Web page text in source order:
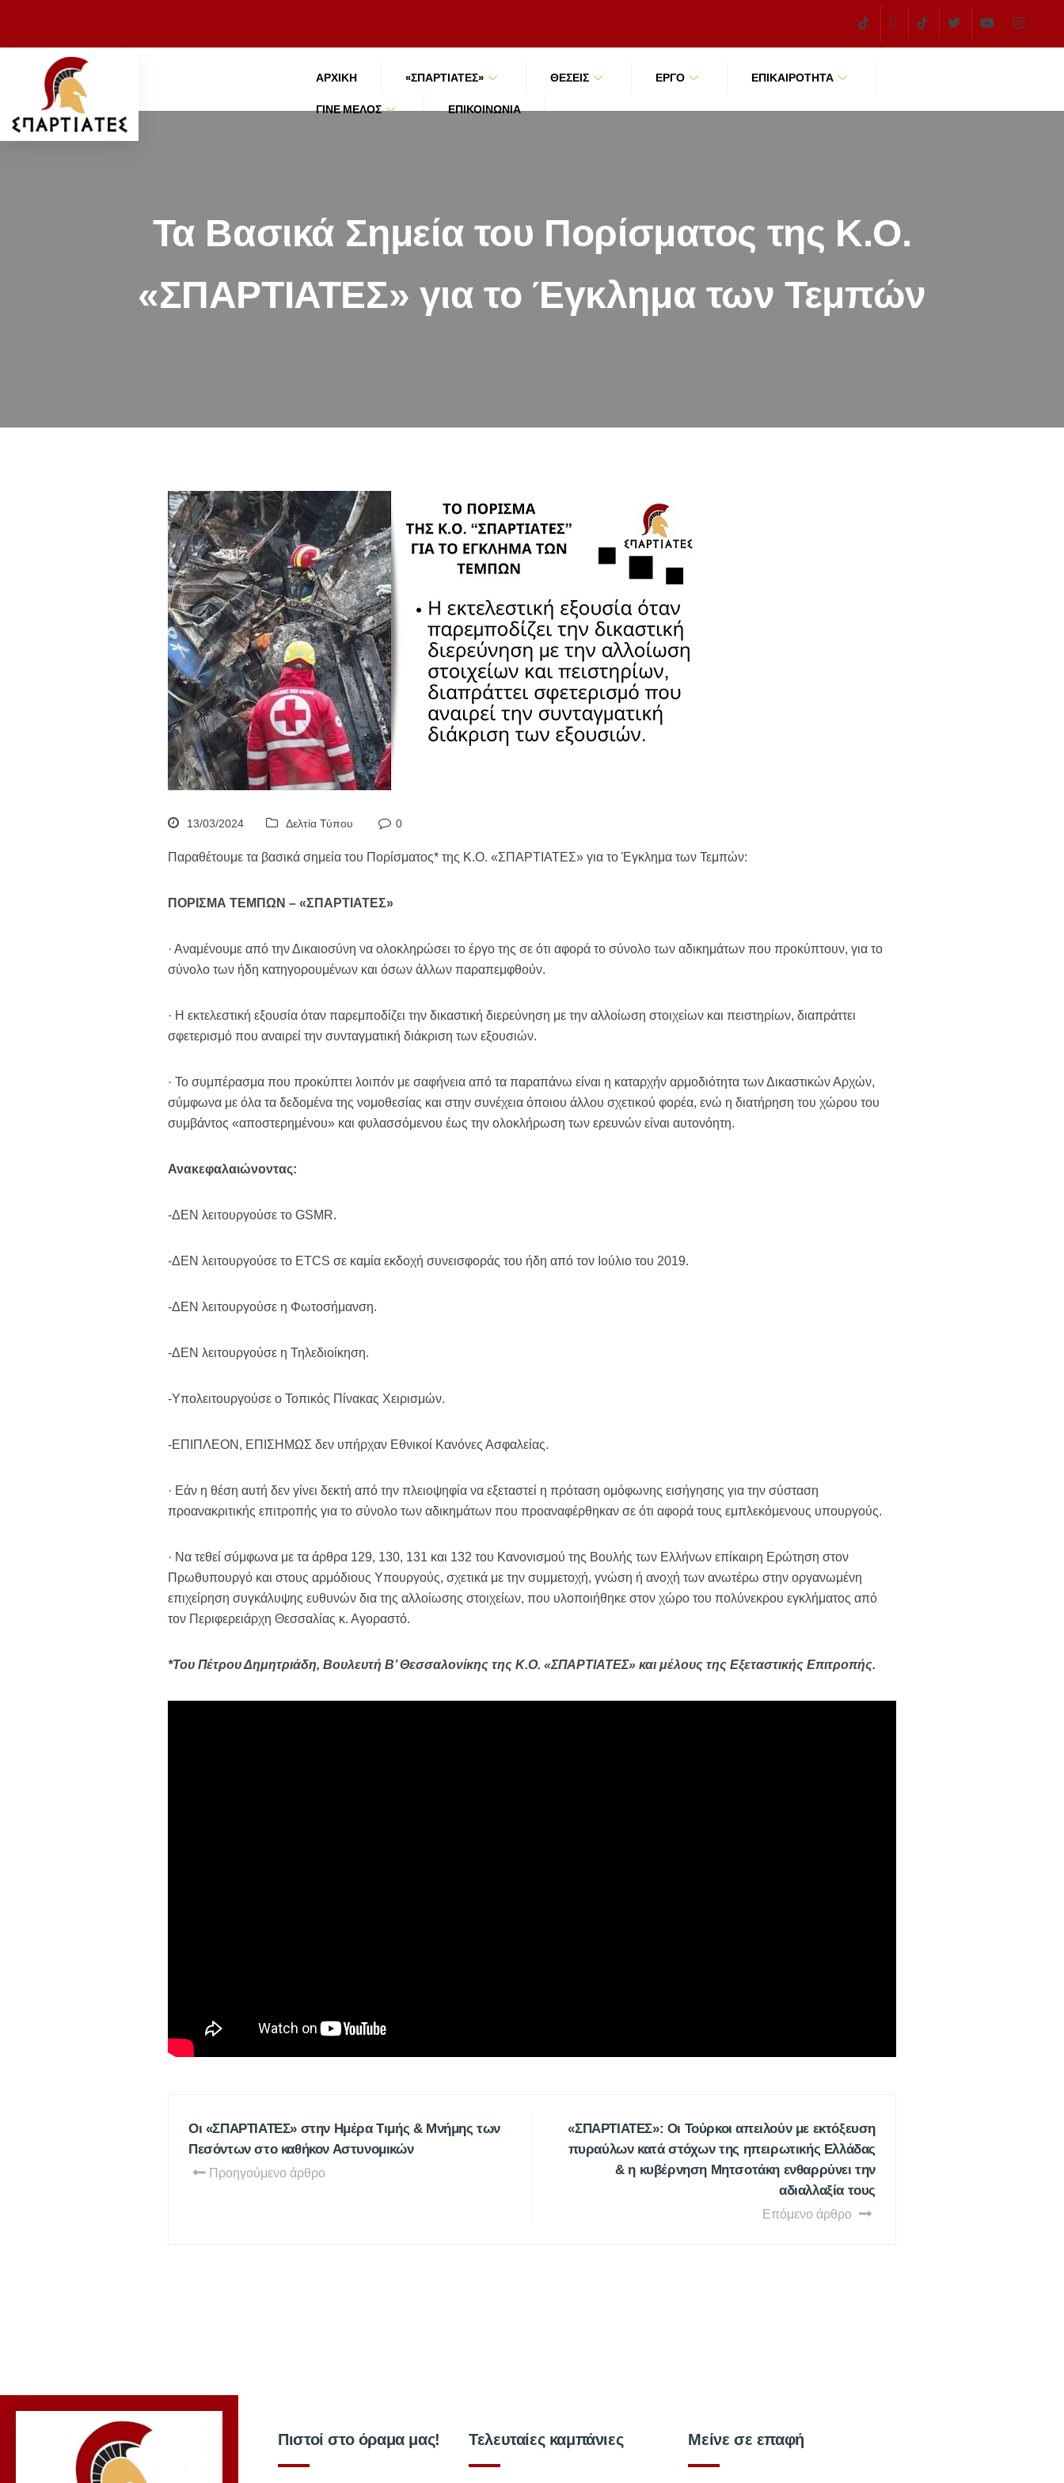
ΑΡΧΙΚΉ «ΣΠΑΡΤΙΑΤΕΣ» ΘΕΣΕΙΣ ΕΡΓΟ
ΕΠΙΚΑΙΡΌΤΗΤΑ
ΓΊΝΕ ΜΈΛΟΣ
ΕΠΙΚΟΙΝΩΝΊΑ
Τα Βασικά Σημεία του Πορίσματος της Κ.Ο.
«ΣΠΑΡΤΙΑΤΕΣ» για το Έγκλημα των Τεμπών
13/03/2024 Δελτία Τύπου 0
Παραθέτουμε τα βασικά σημεία του Πορίσματος* της Κ.Ο. «ΣΠΑΡΤΙΑΤΕΣ» για το Έγκλημα των Τεμπών:
ΠΟΡΙΣΜΑ ΤΕΜΠΩΝ – «ΣΠΑΡΤΙΑΤΕΣ»
· Αναμένουμε από την Δικαιοσύνη να ολοκληρώσει το έργο της σε ότι αφορά το σύνολο των αδικημάτων που προκύπτουν, για το
σύνολο των ήδη κατηγορουμένων και όσων άλλων παραπεμφθούν.
· Η εκτελεστική εξουσία όταν παρεμποδίζει την δικαστική διερεύνηση με την αλλοίωση στοιχείων και πειστηρίων, διαπράττει
σφετερισμό που αναιρεί την συνταγματική διάκριση των εξουσιών.
· Το συμπέρασμα που προκύπτει λοιπόν με σαφήνεια από τα παραπάνω είναι η καταρχήν αρμοδιότητα των Δικαστικών Αρχών,
σύμφωνα με όλα τα δεδομένα της νομοθεσίας και στην συνέχεια όποιου άλλου σχετικού φορέα, ενώ η διατήρηση του χώρου του
συμβάντος «αποστερημένου» και φυλασσόμενου έως την ολοκλήρωση των ερευνών είναι αυτονόητη.
Ανακεφαλαιώνοντας:
-ΔΕΝ λειτουργούσε το GSMR.
-ΔΕΝ λειτουργούσε το ETCS σε καμία εκδοχή συνεισφοράς του ήδη από τον Ιούλιο του 2019.
-ΔΕΝ λειτουργούσε η Φωτοσήμανση.
-ΔΕΝ λειτουργούσε η Τηλεδιοίκηση.
-Υπολειτουργούσε ο Τοπικός Πίνακας Χειρισμών.
-ΕΠΙΠΛΕΟΝ, ΕΠΙΣΗΜΩΣ δεν υπήρχαν Εθνικοί Κανόνες Ασφαλείας.
· Εάν η θέση αυτή δεν γίνει δεκτή από την πλειοψηφία να εξεταστεί η πρόταση ομόφωνης εισήγησης για την σύσταση
προανακριτικής επιτροπής για το σύνολο των αδικημάτων που προαναφέρθηκαν σε ότι αφορά τους εμπλεκόμενους υπουργούς.
· Να τεθεί σύμφωνα με τα άρθρα 129, 130, 131 και 132 του Κανονισμού της Βουλής των Ελλήνων επίκαιρη Ερώτηση στον
Πρωθυπουργό και στους αρμόδιους Υπουργούς, σχετικά με την συμμετοχή, γνώση ή ανοχή των ανωτέρω στην οργανωμένη
επιχείρηση συγκάλυψης ευθυνών δια της αλλοίωσης στοιχείων, που υλοποιήθηκε στον χώρο του πολύνεκρου εγκλήματος από
τον Περιφερειάρχη Θεσσαλίας κ. Αγοραστό.
*Του Πέτρου Δημητριάδη, Βουλευτή Β’ Θεσσαλονίκης της Κ.Ο. «ΣΠΑΡΤΙΑΤΕΣ» και μέλους της Εξεταστικής Επιτροπής.
Οι «ΣΠΑΡΤΙΑΤΕΣ» στην Ημέρα Τιμής & Μνήμης των
Πεσόντων στο καθήκον Αστυνομικών
Προηγούμενο άρθρο
«ΣΠΑΡΤΙΑΤΕΣ»: Οι Τούρκοι απειλούν με εκτόξευση
πυραύλων κατά στόχων της ηπειρωτικής Ελλάδας
& η κυβέρνηση Μητσοτάκη ενθαρρύνει την
αδιαλλαξία τους
Επόμενο άρθρο
Πιστοί στο όραμα μας! Τελευταίες καμπάνιες Μείνε σε επαφή